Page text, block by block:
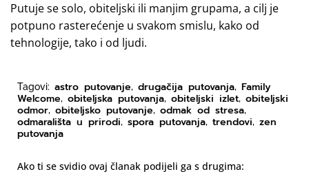
Putuje se solo, obiteljski ili manjim grupama, a cilj je
potpuno rasterećenje u svakom smislu, kako od
tehnologije, tako i od ljudi.
Tagovi: astro putovanje, drugačija putovanja, Family
Welcome, obiteljska putovanja, obiteljski izlet, obiteljski
odmor, obiteljsko putovanje, odmak od stresa,
odmarališta u prirodi, spora putovanja, trendovi, zen
putovanja
Ako ti se svidio ovaj članak podijeli ga s drugima: